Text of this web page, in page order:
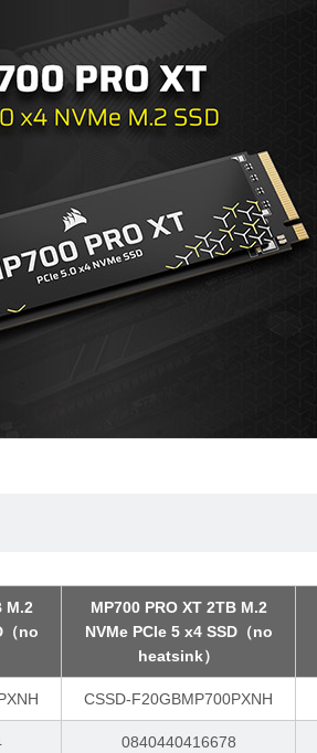
M.2
（no
MP700 PRO XT 2TB M.2
NVMe PCIe 5 x4 SSD（no
heatsink）
CSSD-F20GBMP700PXNH
0840440416678